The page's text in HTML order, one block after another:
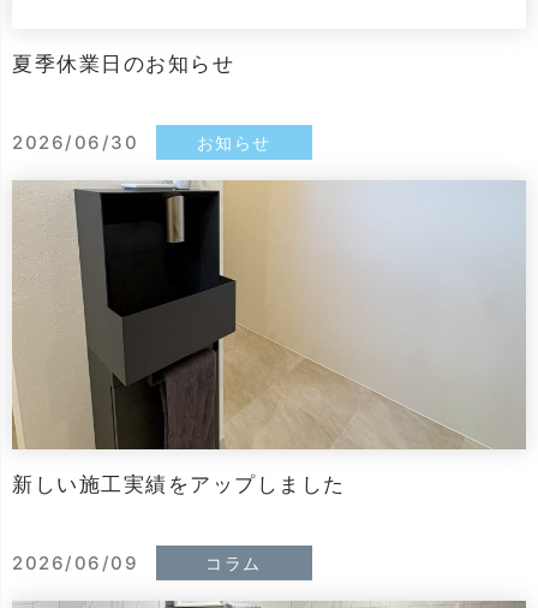
夏季休業日のお知らせ
2026/06/30 お知らせ
新しい施工実績をアップしました
2026/06/09 コラム